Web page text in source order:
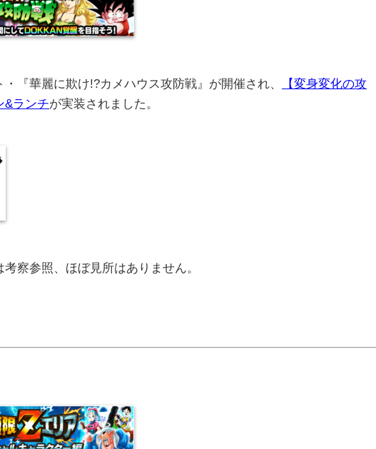
『華麗に欺け!?カメハウス攻防戦』が開催され、
【変身変化の攻
&ランチが実装されました。
察参照、ほぼ見所はありません。